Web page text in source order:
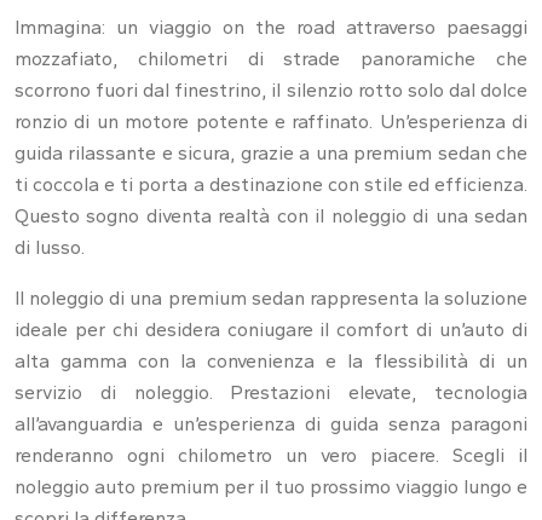
Immagina: un viaggio on the road attraverso paesaggi
mozzafiato, chilometri di strade panoramiche che
scorrono fuori dal finestrino, il silenzio rotto solo dal dolce
ronzio di un motore potente e raffinato. Un’esperienza di
guida rilassante e sicura, grazie a una premium sedan che
ti coccola e ti porta a destinazione con stile ed efficienza.
Questo sogno diventa realtà con il noleggio di una sedan
di lusso.
Il noleggio di una premium sedan rappresenta la soluzione
ideale per chi desidera coniugare il comfort di un’auto di
alta gamma con la convenienza e la flessibilità di un
servizio di noleggio. Prestazioni elevate, tecnologia
all’avanguardia e un’esperienza di guida senza paragoni
renderanno ogni chilometro un vero piacere. Scegli il
noleggio auto premium per il tuo prossimo viaggio lungo e